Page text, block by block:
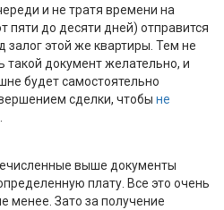
и не тратя времени на
до десяти дней) отправится
залог этой же квартиры. Тем не
такой документ желательно, и
будет самостоятельно
сделки, чтобы не
выше документы
плату. Все это очень
менее. Зато за получение